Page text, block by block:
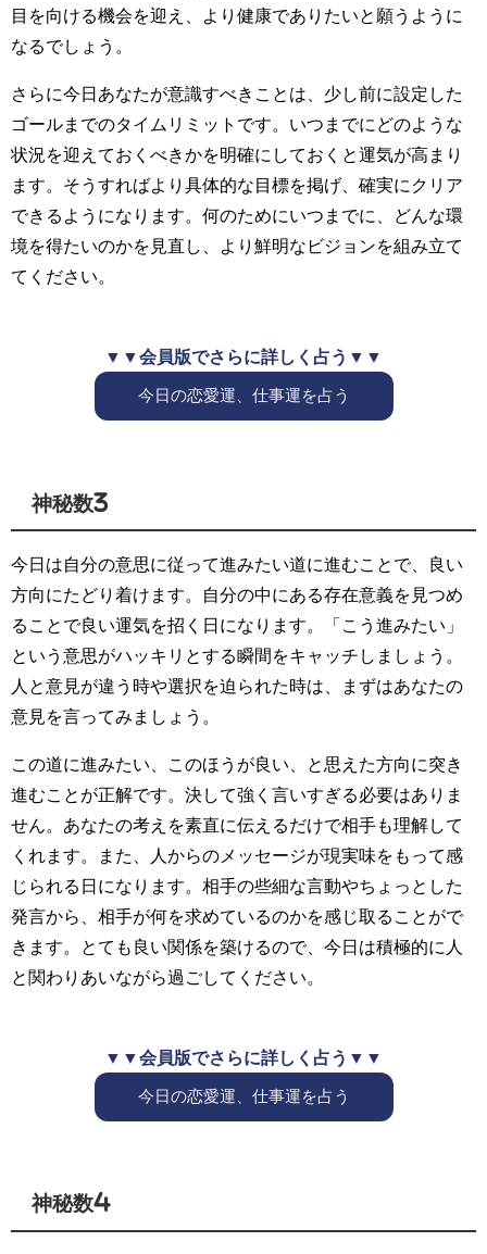
目を向ける機会を迎え、より健康でありたいと願うように
なるでしょう。
さらに今日あなたが意識すべきことは、少し前に設定した
ゴールまでのタイムリミットです。いつまでにどのような
状況を迎えておくべきかを明確にしておくと運気が高まり
ます。そうすればより具体的な目標を掲げ、確実にクリア
できるようになります。何のためにいつまでに、どんな環
境を得たいのかを見直し、より鮮明なビジョンを組み立て
てください。
▼▼会員版でさらに詳しく占う▼▼
今日の恋愛運、仕事運を占う
神秘数3
今日は自分の意思に従って進みたい道に進むことで、良い
方向にたどり着けます。自分の中にある存在意義を見つめ
ることで良い運気を招く日になります。「こう進みたい」
という意思がハッキリとする瞬間をキャッチしましょう。
人と意見が違う時や選択を迫られた時は、まずはあなたの
意見を言ってみましょう。
この道に進みたい、このほうが良い、と思えた方向に突き
進むことが正解です。決して強く言いすぎる必要はありま
せん。あなたの考えを素直に伝えるだけで相手も理解して
くれます。また、人からのメッセージが現実味をもって感
じられる日になります。相手の些細な言動やちょっとした
発言から、相手が何を求めているのかを感じ取ることがで
きます。とても良い関係を築けるので、今日は積極的に人
と関わりあいながら過ごしてください。
▼▼会員版でさらに詳しく占う▼▼
今日の恋愛運、仕事運を占う
神秘数4